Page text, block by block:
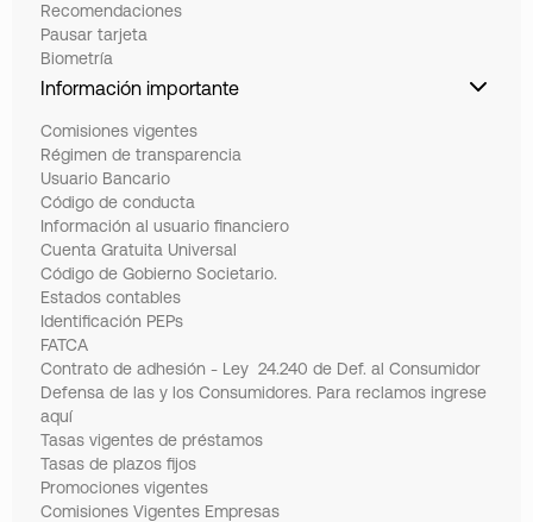
Recomendaciones
Pausar tarjeta
Biometría
Información importante
Comisiones vigentes
Régimen de transparencia
Usuario Bancario
Código de conducta
Información al usuario financiero
Cuenta Gratuita Universal
Código de Gobierno Societario.
Estados contables
Identificación PEPs
FATCA
Contrato de adhesión - Ley 24.240 de Def. al Consumidor
Defensa de las y los Consumidores. Para reclamos ingrese
aquí
Tasas vigentes de préstamos
Tasas de plazos fijos
Promociones vigentes
Comisiones Vigentes Empresas